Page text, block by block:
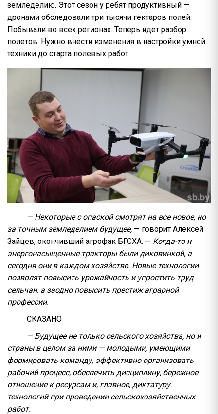
земледелию. Этот сезон у ребят продуктивный —
дронами обследовали три тысячи гектаров полей.
Побывали во всех регионах. Теперь идет разбор
полетов. Нужно внести изменения в настройки умной
техники до старта полевых работ.
— Некоторые с опаской смотрят на все новое, но
за точным земледелием будущее, — говорит Алексей
Зайцев, окончивший агрофак БГСХА. — Когда-то и
энергонасыщенные тракторы были диковинкой, а
сегодня они в каждом хозяйстве. Новые технологии
позволят повысить урожайность и упростить труд
сельчан, а заодно повысить престиж аграрной
профессии.
СКАЗАНО
— Будущее не только сельского хозяйства, но и
страны в целом за ними — молодыми, умеющими
формировать команду, эффективно организовать
рабочий процесс, обеспечить дисциплину, бережное
отношение к ресурсам и, главное, диктатуру
технологий при проведении сельскохозяйственных
работ.